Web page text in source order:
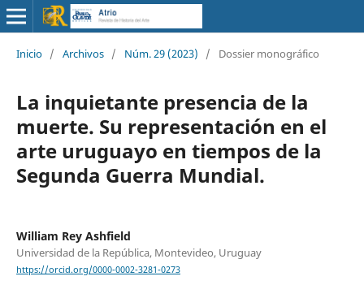
Inicio / Archivos / Núm. 29 (2023) / Dossier monográfico
La inquietante presencia de la
muerte. Su representación en el
arte uruguayo en tiempos de la
Segunda Guerra Mundial.
William Rey Ashfield
Universidad de la República, Montevideo, Uruguay
https://orcid.org/0000-0002-3281-0273